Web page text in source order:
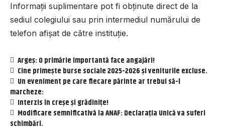
Informații suplimentare pot fi obținute direct de la
sediul colegiului sau prin intermediul numărului de
telefon afișat de către instituție.
Argeș: O primărie importantă face angajări!
Cine primește burse sociale 2025-2026 și veniturile excluse.
Un eveniment pe care fiecare părinte ar trebui să-l
marcheze:
Interzis în creșe și grădinițe!
Modificare semnificativă la ANAF: Declarația Unică va suferi
schimbări.